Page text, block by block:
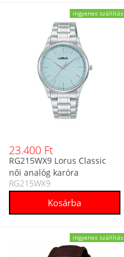
ingyenes szállítás
23.400 Ft
RG215WX9 Lorus Classic
női analóg karóra
RG215WX9
ingyenes szállítás